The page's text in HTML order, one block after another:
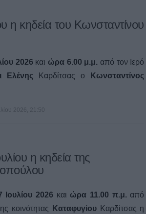
η κηδεία του Κωνσταντίνου
2026 και ώρα 6.00 μ.μ. από τον Ιερό
Ελένης Καρδίτσας ο
Κωνσταντίνος
2026, 21:50
η κηδεία της
2026 και ώρα 11.00 π.μ. από
κοινότητας ΚαταφυγίουΚαρδίτσας η